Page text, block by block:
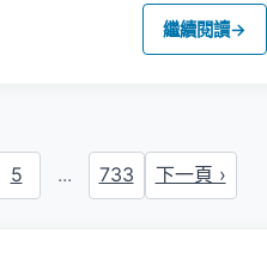
繼續閱讀→
5 ... 733 下一頁 ›